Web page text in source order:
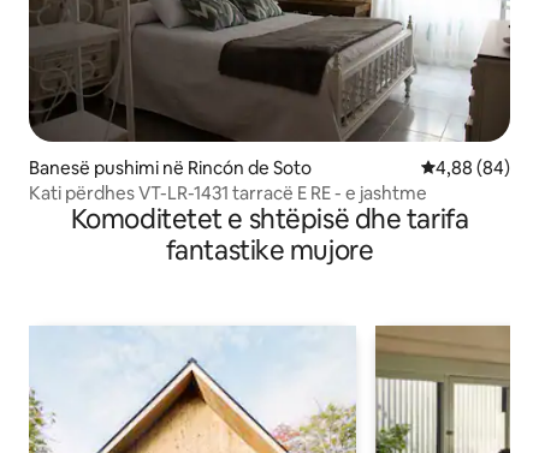
Banesë pushimi në Rincón de Soto Vlerësimi
4,88 (84)
Kati përdhes VT-LR-1431 tarracë E RE - e jashtme
Komoditetet e shtëpisë dhe tarifa
fantastike mujore